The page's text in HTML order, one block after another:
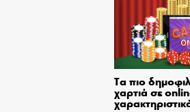
Τα πιο
χαρτιά σε